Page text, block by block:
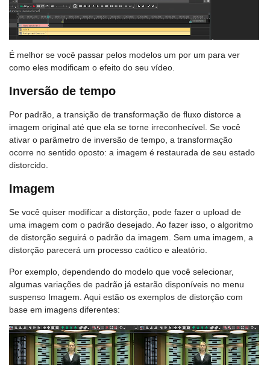
É melhor se você passar pelos modelos um por um para ver
como eles modificam o efeito do seu vídeo.
Inversão de tempo
Por padrão, a transição de transformação de fluxo distorce a
imagem original até que ela se torne irreconhecível. Se você
ativar o parâmetro de inversão de tempo, a transformação
ocorre no sentido oposto: a imagem é restaurada de seu estado
distorcido.
Imagem
Se você quiser modificar a distorção, pode fazer o upload de
uma imagem com o padrão desejado. Ao fazer isso, o algoritmo
de distorção seguirá o padrão da imagem. Sem uma imagem, a
distorção parecerá um processo caótico e aleatório.
Por exemplo, dependendo do modelo que você selecionar,
algumas variações de padrão já estarão disponíveis no menu
suspenso Imagem. Aqui estão os exemplos de distorção com
base em imagens diferentes: